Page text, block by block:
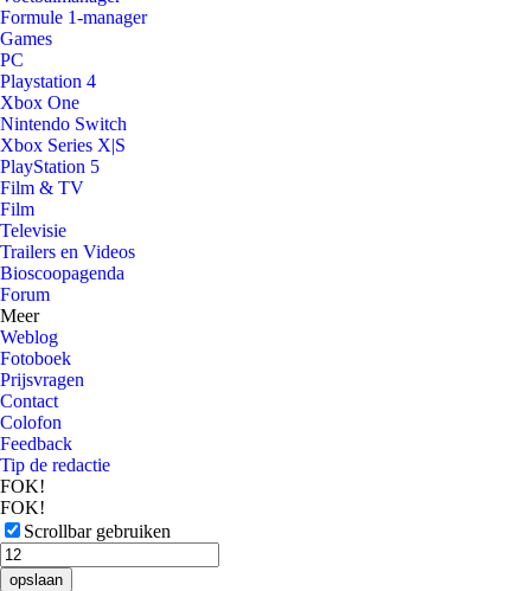
Formule 1-manager
Games
PC
Playstation 4
Xbox One
Nintendo Switch
Xbox Series X|S
PlayStation 5
Film & TV
Film
Televisie
Trailers en Videos
Bioscoopagenda
Forum
Meer
Weblog
Fotoboek
Prijsvragen
Contact
Colofon
Feedback
Tip de redactie
FOK!
FOK!
Scrollbar gebruiken
opslaan